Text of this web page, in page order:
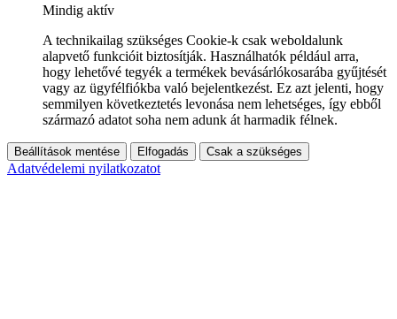
Mindig aktív
A technikailag szükséges Cookie-k csak weboldalunk
alapvető funkcióit biztosítják. Használhatók például arra,
hogy lehetővé tegyék a termékek bevásárlókosarába gyűjtését
vagy az ügyfélfiókba való bejelentkezést. Ez azt jelenti, hogy
semmilyen következtetés levonása nem lehetséges, így ebből
származó adatot soha nem adunk át harmadik félnek.
Beállítások mentése Elfogadás Csak a szükséges
Adatvédelemi nyilatkozatot